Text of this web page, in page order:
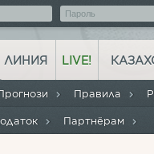
Правила
Партнёрам
ЛИНИЯ LIVE!